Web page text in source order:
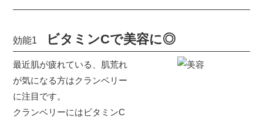
効能1 ビタミンCで美容に◎
最近肌が疲れている、肌荒れ
が気になる方はクランベリー
に注目です。
クランベリーにはビタミンC